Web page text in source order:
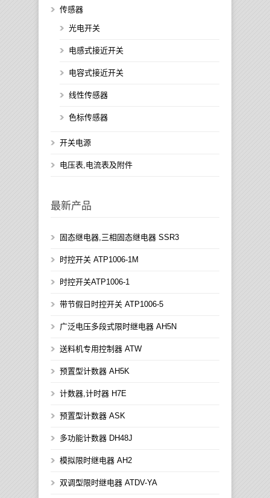
传感器
光电开关
电感式接近开关
电容式接近开关
线性传感器
色标传感器
开关电源
电压表,电流表及附件
最新产品
固态继电器,三相固态继电器 SSR3
时控开关 ATP1006-1M
时控开关ATP1006-1
带节假日时控开关 ATP1006-5
广泛电压多段式限时继电器 AH5N
送料机专用控制器 ATW
预置型计数器 AH5K
计数器,计时器 H7E
预置型计数器 ASK
多功能计数器 DH48J
模拟限时继电器 AH2
双调型限时继电器 ATDV-YA